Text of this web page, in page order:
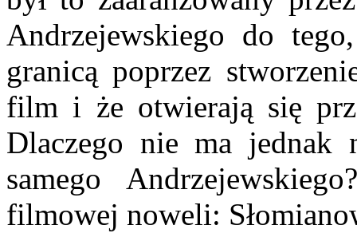
Andrzejewskiego do
granicą poprzez
film i że otwierają się
Dlaczego nie ma jednak
samego
filmowej noweli: